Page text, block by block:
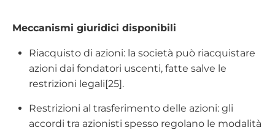
Meccanismi giuridici disponibili
Riacquisto di azioni: la società può riacquistare
azioni dai fondatori uscenti, fatte salve le
restrizioni legali[25].
Restrizioni al trasferimento delle azioni: gli
accordi tra azionisti spesso regolano le modalità